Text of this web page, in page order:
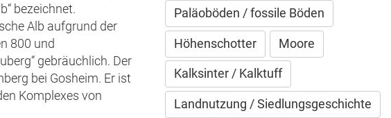
bezeichnet.
Alb aufgrund der
800 und
gebräuchlich. Der
bei Gosheim. Er ist
Komplexes von
Paläoböden / fossile Böden
Höhenschotter Moore
Kalksinter / Kalktuff
Landnutzung / Siedlungsgeschichte